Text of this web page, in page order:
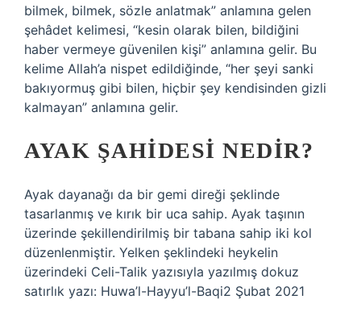
bilmek, bilmek, sözle anlatmak” anlamına gelen
şehâdet kelimesi, “kesin olarak bilen, bildiğini
haber vermeye güvenilen kişi” anlamına gelir. Bu
kelime Allah’a nispet edildiğinde, “her şeyi sanki
bakıyormuş gibi bilen, hiçbir şey kendisinden gizli
kalmayan” anlamına gelir.
AYAK ŞAHIDESI NEDIR?
Ayak dayanağı da bir gemi direği şeklinde
tasarlanmış ve kırık bir uca sahip. Ayak taşının
üzerinde şekillendirilmiş bir tabana sahip iki kol
düzenlenmiştir. Yelken şeklindeki heykelin
üzerindeki Celi-Talik yazısıyla yazılmış dokuz
satırlık yazı: Huwa’l-Hayyu’l-Baqi2 Şubat 2021